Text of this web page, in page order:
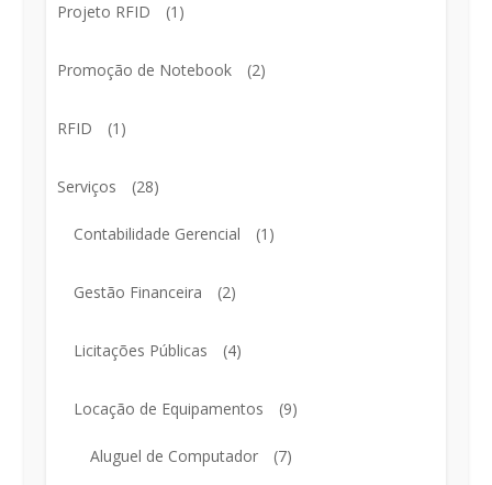
Projeto RFID (1)
Promoção de Notebook (2)
RFID (1)
Serviços (28)
Contabilidade Gerencial (1)
Gestão Financeira (2)
Licitações Públicas (4)
Locação de Equipamentos (9)
Aluguel de Computador (7)